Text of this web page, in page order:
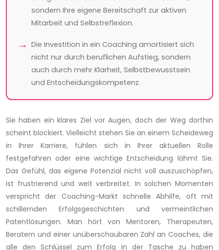
sondern Ihre eigene Bereitschaft zur aktiven
Mitarbeit und Selbstreflexion.
Die Investition in ein Coaching amortisiert sich
nicht nur durch beruflichen Aufstieg, sondern
auch durch mehr Klarheit, Selbstbewusstsein
und Entscheidungskompetenz.
Sie haben ein klares Ziel vor Augen, doch der Weg dorthin
scheint blockiert. Vielleicht stehen Sie an einem Scheideweg
in Ihrer Karriere, fühlen sich in Ihrer aktuellen Rolle
festgefahren oder eine wichtige Entscheidung lähmt Sie.
Das Gefühl, das eigene Potenzial nicht voll auszuschöpfen,
ist frustrierend und weit verbreitet. In solchen Momenten
verspricht der Coaching-Markt schnelle Abhilfe, oft mit
schillernden Erfolgsgeschichten und vermeintlichen
Patentlösungen. Man hört von Mentoren, Therapeuten,
Beratern und einer unüberschaubaren Zahl an Coaches, die
alle den Schlüssel zum Erfolg in der Tasche zu haben